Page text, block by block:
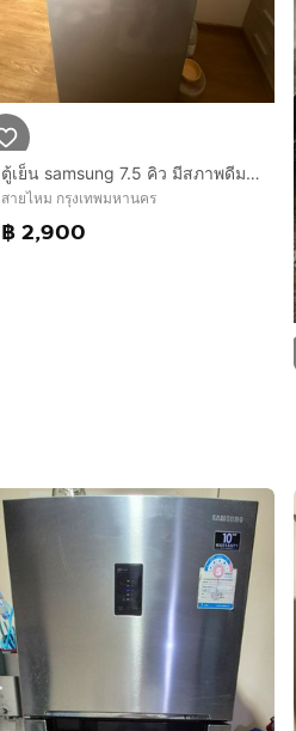
ตู้เย็น samsung 7.5 คิว มีสภาพดีมาก
สายไหม กรุงเทพมหานคร
฿ 2,900